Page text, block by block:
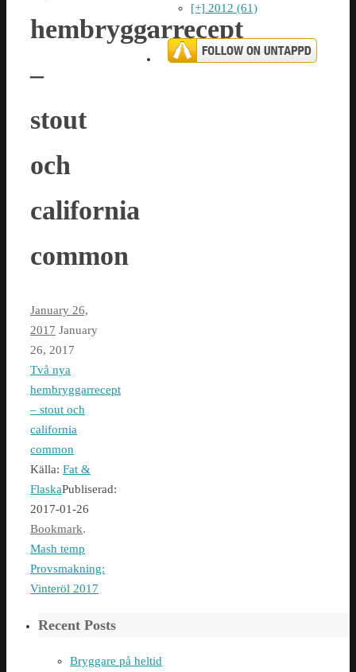
hembryggarrecept
–
stout
och
california
common
January 26,
2017 January
26, 2017
Två nya
hembryggarrecept
– stout och
california
common
Källa: Fat &
FlaskaPubliserad:
2017-01-26
Bookmark.
Mash temp
Provsmakning:
Vinteröl 2017
[+] 2012 (61)
Recent Posts
Bryggare på heltid